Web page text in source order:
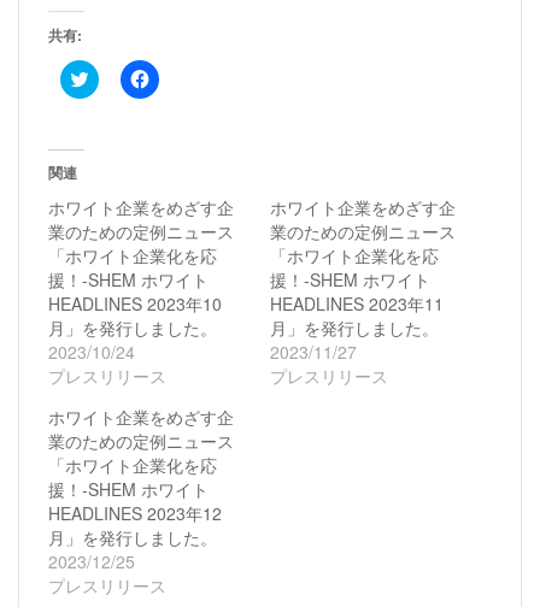
共有:
ク
リ
共
有
(新
し
い
ウ
ィ
ン
ド
ウ
で
開
き
す)
Facebook
で
ク
リ
ッ
ク
し
て
く
だ
さ
い
し
い
ィ
ン
ド
ウ
で
開
き
ま
す)
関連
ホワイト企業をめざす企
業のための定例ニュース
「ホワイト企業化を応
援！-SHEM ホワイト
HEADLINES 2023年10
月」を発行しました。
2023/10/24
プレスリリース
ホワイト企業をめざす企
業のための定例ニュース
「ホワイト企業化を応
援！-SHEM ホワイト
HEADLINES 2023年11
月」を発行しました。
2023/11/27
プレスリリース
ホワイト企業をめざす企
業のための定例ニュース
「ホワイト企業化を応
援！-SHEM ホワイト
HEADLINES 2023年12
月」を発行しました。
2023/12/25
プレスリリース